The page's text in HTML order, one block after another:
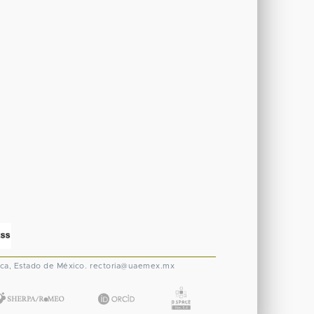
Estado de México. rectoria@uaemex.mx